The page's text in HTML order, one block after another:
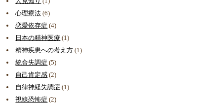
心理療法 (6)
恋愛依存症 (4)
日本の精神医療 (1)
精神疾患への考え方 (1)
統合失調症 (5)
自己肯定感 (2)
自律神経失調症 (1)
視線恐怖症 (2)